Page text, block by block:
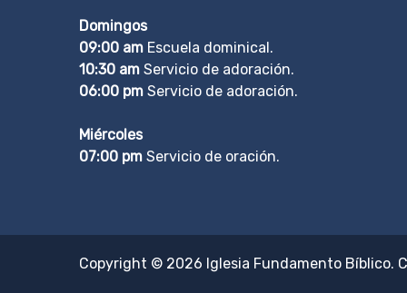
Domingos
09:00 am Escuela dominical.
10:30 am Servicio de adoración.
06:00 pm Servicio de adoración.
Miércoles
07:00 pm Servicio de oración.
Copyright © 2026 Iglesia Fundamento Bíblico.